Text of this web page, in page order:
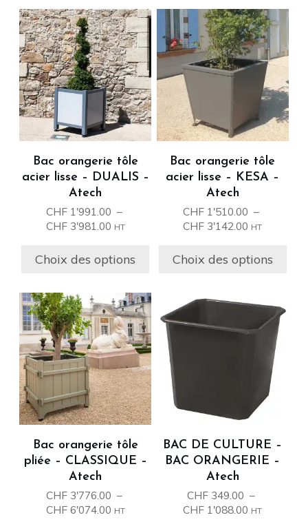
CHF 1'389.00
CHF
Bac orangerie tôle
acier lisse – DUALIS –
Atech
CHF1'991.00 –
CHF3'981.00Plage
prix :
CHF 3'981.00
HT
Choix des options
Ce
produit
a
plusieurs
variations.
Les
options
peuvent
être
choisies
sur
la
page
produit
Bac orangerie tôle
acier lisse – KESA –
Atech
CHF 1'510.00 –
CHF 3'142.00 Plage
prix :
HT
Choix des options
Ce
produit
a
plusieurs
variations.
Les
options
peuvent
être
choisies
sur
la
page
produit
Bac orangerie tôle
pliée – CLASSIQUE –
Atech
CHF3'776.00 –
CHF6'074.00Plage
HT
Ce
produit
a
plusieurs
variations.
Les
options
peuvent
être
choisies
sur
la
page
BAC DE CULTURE –
BAC ORANGERIE –
Atech
CHF 349.00 –
CHF 1'088.00 Plage
HT
Ce
a
plusieurs
variations.
options
peuvent
être
choisies
sur
la
page